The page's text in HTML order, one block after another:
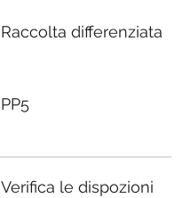
Raccolta differenziata
PP5
Verifica le dispozioni